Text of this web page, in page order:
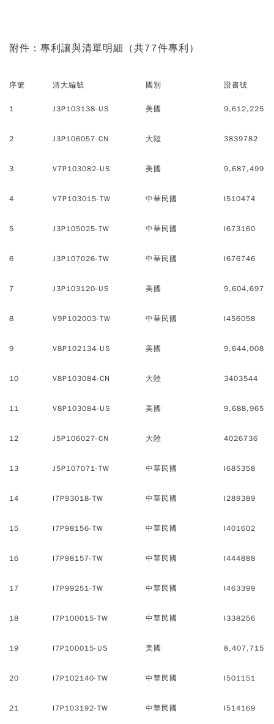
附件：專利讓與清單明細（共77件專利）
序號 清大編號 國別 證書號
1 J3P103138-US 美國 9,612,225
2 J3P106057-CN 大陸 3839782
3 V7P103082-US 美國 9,687,499
4 V7P103015-TW 中華民國 I510474
5 J3P105025-TW 中華民國 I673160
6 J3P107026-TW 中華民國 I676746
7 J3P103120-US 美國 9,604,697
8 V9P102003-TW 中華民國 I456058
9 V8P102134-US 美國 9,644,008
10 V8P103084-CN 大陸 3403544
11 V8P103084-US 美國 9,688,965
12 J5P106027-CN 大陸 4026736
13 J5P107071-TW 中華民國 I685358
14 I7P93018-TW 中華民國 I289389
15 I7P98156-TW 中華民國 I401602
16 I7P98157-TW 中華民國 I444888
17 I7P99251-TW 中華民國 I463399
18 I7P100015-TW 中華民國 I338256
19 I7P100015-US 美國 8,407,715
20 I7P102140-TW 中華民國 I501151
21 I7P103192-TW 中華民國 I514169